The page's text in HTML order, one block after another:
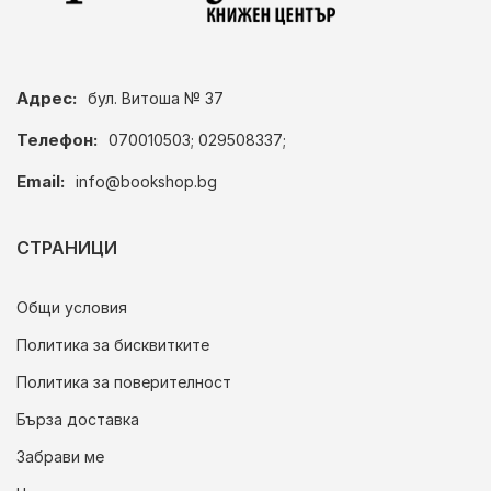
Адрес: бул. Витоша № 37
Телефон: 070010503; 029508337;
Email: info@bookshop.bg
СТРАНИЦИ
Общи условия
Политика за бисквитките
Политика за поверителност
Бърза доставка
Забрави ме